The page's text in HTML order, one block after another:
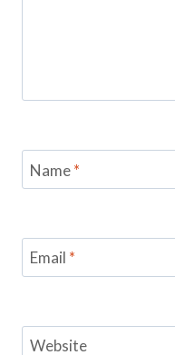
Name*
Email *
Website